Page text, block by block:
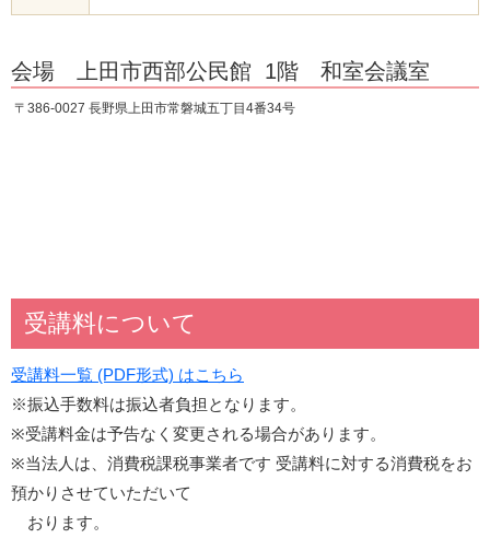
会場 上田市西部公民館 1階 和室会議室
〒386-0027 長野県上田市常磐城五丁目4番34号
受講料について
受講料一覧 (PDF形式) はこちら
※振込手数料は振込者負担となります。
※受講料金は予告なく変更される場合があります。
※当法人は、消費税課税事業者です 受講料に対する消費税をお
預かりさせていただいて
おります。